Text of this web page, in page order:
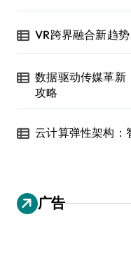
VR跨界融合新趋
数据驱动传媒革新
攻略
云计算弹性架构：
广告